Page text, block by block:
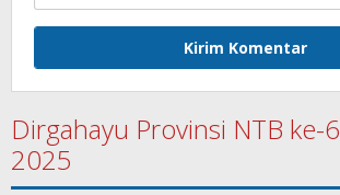
Dirgahayu Provinsi NTB ke-
2025